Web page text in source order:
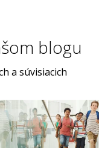
blogu
a súvisiacich